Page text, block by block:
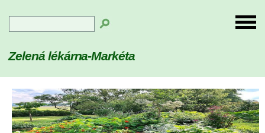
Zelená lékárna-Markéta